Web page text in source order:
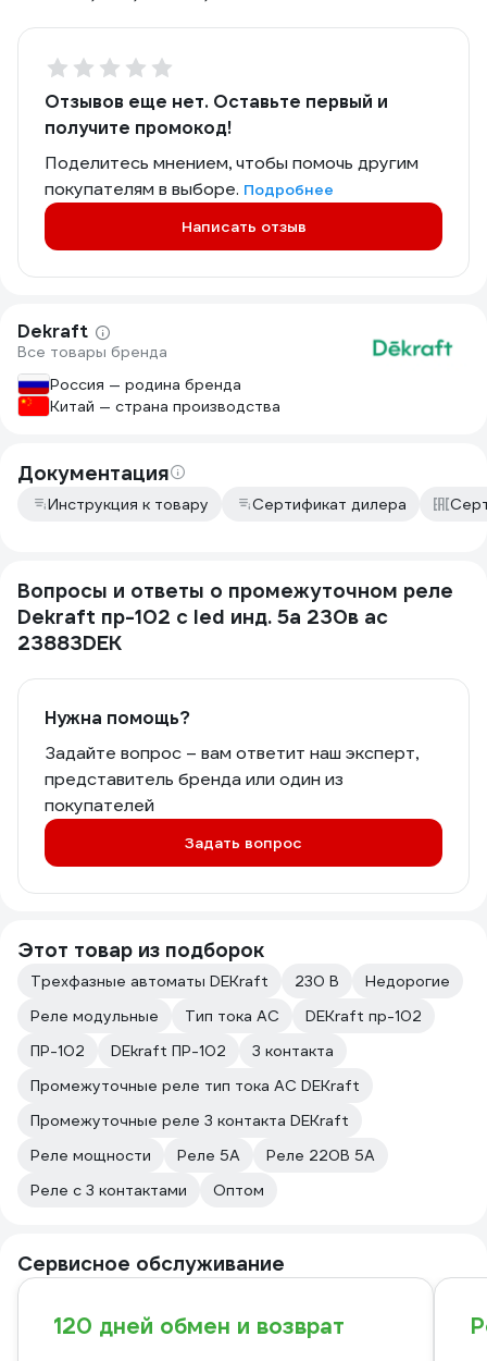
Отзывов еще нет. Оставьте первый и
получите промокод!
Поделитесь мнением, чтобы помочь другим
покупателям в выборе. Подробнее
Написать отзыв
Dekraft
Все товары бренда
Россия — родина бренда
Китай — страна производства
Документация
Инструкция к товару Сертификат дилера
Вопросы и ответы о промежуточном реле
Dekraft пр-102 с led инд. 5а 230в ac
23883DEK
Нужна помощь?
Задайте вопрос – вам ответит наш эксперт,
представитель бренда или один из
покупателей
Задать вопрос
Этот товар из подборок
Трехфазные автоматы DEKraft 230 В
Недорогие
Реле модульные
Тип тока AC
DEKraft пр-102
ПР-102
DEkraft ПР-102
3 контакта
Промежуточные реле тип тока AC DEKraft
Промежуточные реле 3 контакта DEKraft
Реле мощности
Реле 5А
Реле 220В 5А
Реле с 3 контактами
Оптом
Сервисное обслуживание
120 дней обмен и возврат